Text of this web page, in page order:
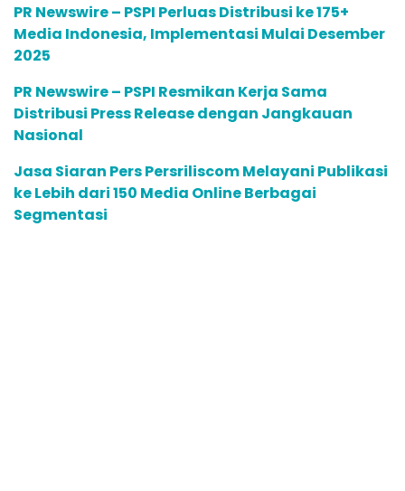
PR Newswire – PSPI Perluas Distribusi ke 175+
Media Indonesia, Implementasi Mulai Desember
2025
PR Newswire – PSPI Resmikan Kerja Sama
Distribusi Press Release dengan Jangkauan
Nasional
Jasa Siaran Pers Persriliscom Melayani Publikasi
ke Lebih dari 150 Media Online Berbagai
Segmentasi